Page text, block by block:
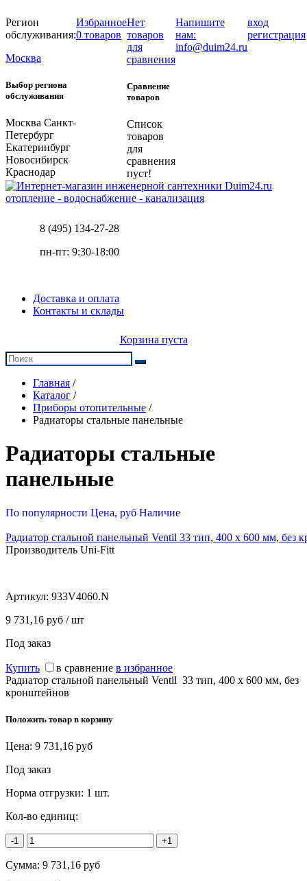
Регион
обслуживания:
Москва
Выбор региона
обслуживания
Москва Санкт-
Петербург
Екатеринбург
Новосибирск
Краснодар
Избранное
0 товаров
Нет
товаров
для
сравнения
Сравнение
товаров
Список
товаров
для
сравнения
пуст!
Напишите
нам:
info@duim24.ru
вход
регистрация
отопление - водоснабжение - канализация
8 (495) 134-27-28
пн-пт: 9:30-18:00
Доставка и оплата
Контакты и склады
Корзина пуста
Главная /
Каталог /
Приборы отопительные /
Радиаторы стальные панельные
Радиаторы стальные
панельные
По популярности Цена, руб Наличие
Радиатор стальной панельный Ventil 33 тип, 400 х 600 мм, без
Производитель Uni-Fitt
Артикул: 933V4060.N
9 731,16 руб / шт
Под заказ
Купить в сравнение в избранное
Радиатор стальной панельный Ventil 33 тип, 400 х 600 мм, без
кронштейнов
Положить товар в корзину
Цена: 9 731,16 руб
Под заказ
Норма отгрузки: 1 шт.
Кол-во единиц:
-1 +1
Сумма: 9 731,16 руб